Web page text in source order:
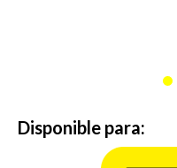
Disponible para: